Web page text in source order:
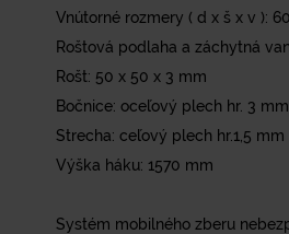
Vnútorné rozmery ( d x š x v ):
Roštová podlaha a záchytná
Rošt: 50 x 50 x 3 mm
Bočnice: oceľový plech hr. 3 mm
Strecha: ceľový plech hr.1,5 mm
Výška háku: 1570 mm
Systém mobilného zberu